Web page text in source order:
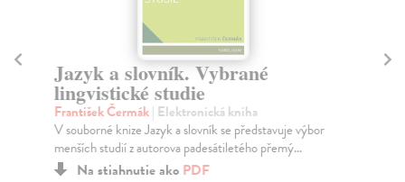
Jazyk a slovník. Vybrané
lingvistické studie
František Čermák| Elektronická kniha
V souborné knize Jazyk a slovník se představuje výbor
menších studií z autorova padesátiletého přemý...
Na stiahnutie ako PDF